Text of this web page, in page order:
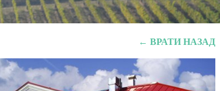
← ВРАТИ НАЗАД